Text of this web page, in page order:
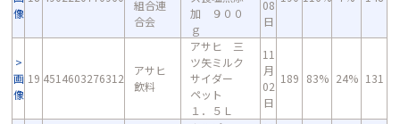
像
組合連
合会
加 ９００
ｇ
08
日
画
像
19 4514603276312
アサヒ
飲料
アサヒ 三
ツ矢ミルク
サイダー
ペット
１．５Ｌ
11
月
02
日
189 83% 24% 131